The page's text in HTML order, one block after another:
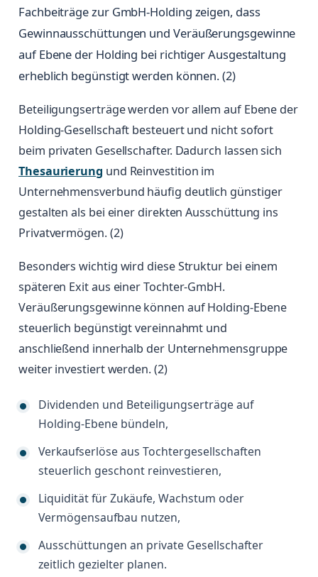
Fachbeiträge zur GmbH-Holding zeigen, dass
Gewinnausschüttungen und Veräußerungsgewinne
auf Ebene der Holding bei richtiger Ausgestaltung
erheblich begünstigt werden können. (2)
Beteiligungserträge werden vor allem auf Ebene der
Holding-Gesellschaft besteuert und nicht sofort
beim privaten Gesellschafter. Dadurch lassen sich
Thesaurierung und Reinvestition im
Unternehmensverbund häufig deutlich günstiger
gestalten als bei einer direkten Ausschüttung ins
Privatvermögen. (2)
Besonders wichtig wird diese Struktur bei einem
späteren Exit aus einer Tochter-GmbH.
Veräußerungsgewinne können auf Holding-Ebene
steuerlich begünstigt vereinnahmt und
anschließend innerhalb der Unternehmensgruppe
weiter investiert werden. (2)
Dividenden und Beteiligungserträge auf
Holding-Ebene bündeln,
Verkaufserlöse aus Tochtergesellschaften
steuerlich geschont reinvestieren,
Liquidität für Zukäufe, Wachstum oder
Vermögensaufbau nutzen,
Ausschüttungen an private Gesellschafter
zeitlich gezielter planen.